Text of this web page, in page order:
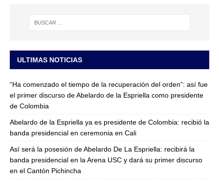
ULTIMAS NOTICIAS
“Ha comenzado el tiempo de la recuperación del orden”: así fue
el primer discurso de Abelardo de la Espriella como presidente
de Colombia
Abelardo de la Espriella ya es presidente de Colombia: recibió la
banda presidencial en ceremonia en Cali
Así será la posesión de Abelardo De La Espriella: recibirá la
banda presidencial en la Arena USC y dará su primer discurso
en el Cantón Pichincha